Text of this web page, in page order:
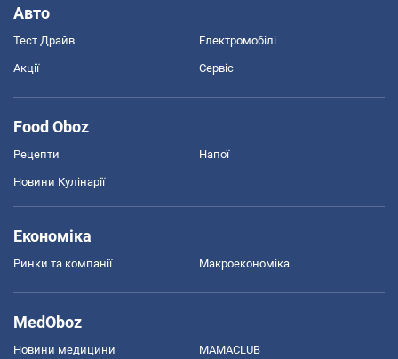
Авто
Тест Драйв Електромобілі
Акції Сервіс
Food Oboz
Рецепти Напої
Новини Кулінарії
Економіка
Ринки та компанії Макроекономіка
MedOboz
Новини медицини MAMACLUB